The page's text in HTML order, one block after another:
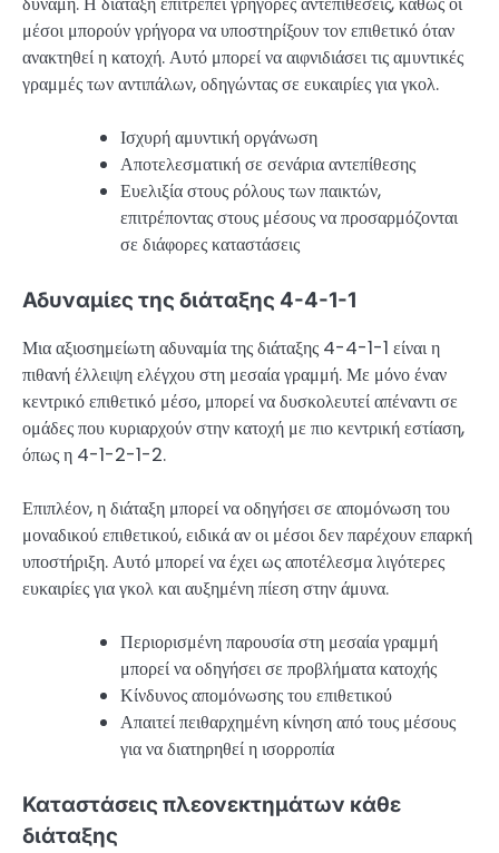
μέσοι μπορούν γρήγορα να υποστηρίξουν τον επιθετικό όταν
ανακτηθεί η κατοχή. Αυτό μπορεί να αιφνιδιάσει τις αμυντικές
γραμμές των αντιπάλων, οδηγώντας σε ευκαιρίες για γκολ.
Ισχυρή αμυντική οργάνωση
Αποτελεσματική σε σενάρια αντεπίθεσης
Ευελιξία στους ρόλους των παικτών,
επιτρέποντας στους μέσους να προσαρμόζονται
σε διάφορες καταστάσεις
Αδυναμίες της διάταξης 4-4-1-1
Μια αξιοσημείωτη αδυναμία της διάταξης 4-4-1-1 είναι η
πιθανή έλλειψη ελέγχου στη μεσαία γραμμή. Με μόνο έναν
κεντρικό επιθετικό μέσο, μπορεί να δυσκολευτεί απέναντι σε
ομάδες που κυριαρχούν στην κατοχή με πιο κεντρική εστίαση,
όπως η 4-1-2-1-2.
Επιπλέον, η διάταξη μπορεί να οδηγήσει σε απομόνωση του
μοναδικού επιθετικού, ειδικά αν οι μέσοι δεν παρέχουν επαρκή
υποστήριξη. Αυτό μπορεί να έχει ως αποτέλεσμα λιγότερες
ευκαιρίες για γκολ και αυξημένη πίεση στην άμυνα.
Περιορισμένη παρουσία στη μεσαία γραμμή
μπορεί να οδηγήσει σε προβλήματα κατοχής
Κίνδυνος απομόνωσης του επιθετικού
Απαιτεί πειθαρχημένη κίνηση από τους μέσους
για να διατηρηθεί η ισορροπία
Καταστάσεις πλεονεκτημάτων κάθε
διάταξης